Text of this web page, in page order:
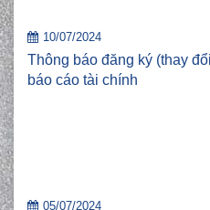
10/07/2024
Thông báo đăng ký (thay
báo cáo tài chính
05/07/2024